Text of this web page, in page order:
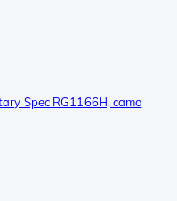
Spec RG1166H, camo